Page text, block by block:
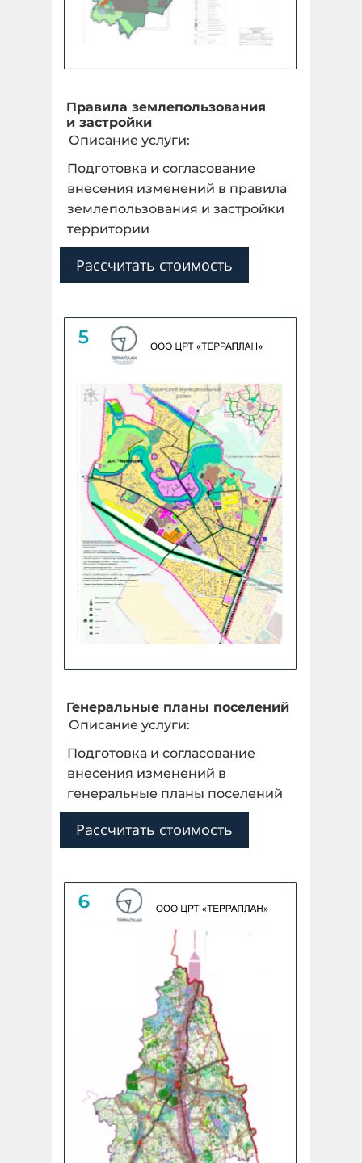
Правила землепользования
и застройки
Описание услуги:
Подготовка и согласование
внесения изменений в правила
землепользования и застройки
территории
Рассчитать стоимость
Генеральные планы поселений
Описание услуги:
Подготовка и согласование
внесения изменений в
генеральные планы поселений
Рассчитать стоимость